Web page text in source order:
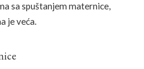
sa spuštanjem maternice,
je veća.